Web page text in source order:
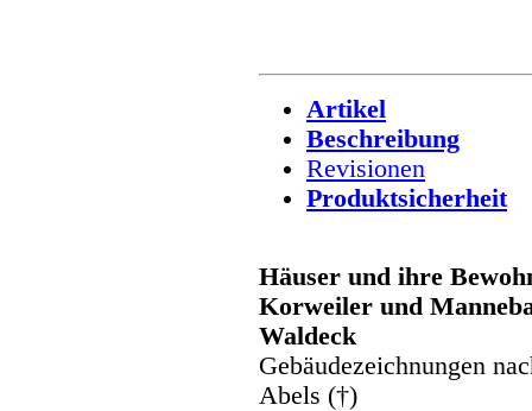
Artikel
Beschreibung
Revisionen
Produktsicherheit
Häuser und ihre
Korweiler und
Waldeck
Gebäudezeichnungen
Abels (†)